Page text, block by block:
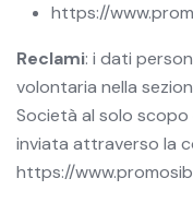
https://
Reclami: i dati
volontaria nella
Società al solo
inviata attraverso la
https://